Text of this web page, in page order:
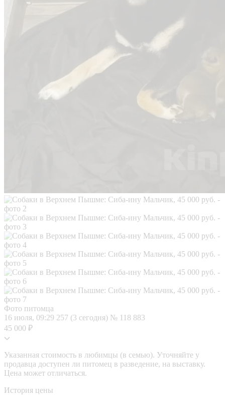
Фото питомца
16 июля, 09:29 257 (3 сегодня) № 118 883
45 000 ₽
Указанная стоимость в любимцы (в семью). Уточняйте у
продавца доступен ли питомец в разведение, на выставку.
Цена может отличаться.
История цены